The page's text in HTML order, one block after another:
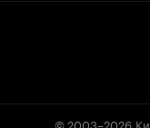
© 2003–2026